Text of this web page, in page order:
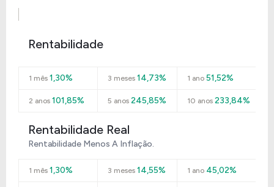
Rentabilidade
1 mês 1,30% 3 meses 14,73% 1 ano51,52%
2 anos 101,85% 5 anos 245,85% 10 anos233,84%
Rentabilidade Real
Rentabilidade Menos A Inflação.
1 mês 1,30% 3 meses 14,55% 1 ano45,02%